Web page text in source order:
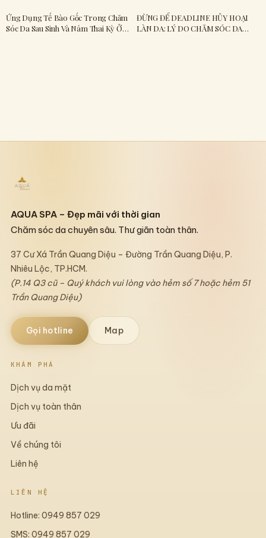
Ứng Dụng Tế Bào Gốc Trong Chăm
Sóc Da Sau Sinh Và Nám Thai Kỳ Ở
ĐỪNG ĐỂ DEADLINE HỦY HOẠI
LÀN DA: LÝ DO CHĂM SÓC DA
AQUA SPA – Đẹp mãi với thời gian
Chăm sóc da chuyên sâu. Thư giãn toàn thân.
37 Cư Xá Trần Quang Diệu – Đường Trần Quang Diệu, P.
Nhiêu Lộc, TP.HCM.
(P.14 Q3 cũ – Quý khách vui lòng vào hẻm số 7 hoặc hẻm 51
Trần Quang Diệu)
Gọi hotline Map
KHÁM PHÁ
Dịch vụ da mặt
Dịch vụ toàn thân
Ưu đãi
Về chúng tôi
Liên hệ
LIÊN HỆ
Hotline: 0949 857 029
SMS: 0949 857 029